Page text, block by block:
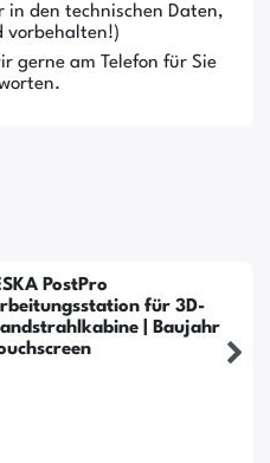
den technischen Daten,
vorbehalten!)
gerne am Telefon für Sie
PostPro
für 3D-
| Baujahr